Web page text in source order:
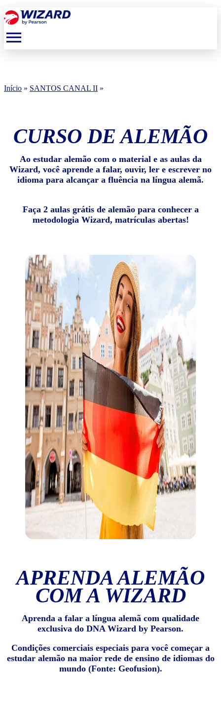
menu
Início » SANTOS CANAL II »
CURSO DE ALEMÃO
Ao estudar alemão com o material e as aulas da
Wizard, você aprende a falar, ouvir, ler e escrever no
idioma para alcançar a fluência na língua alemã.
Faça 2 aulas grátis de alemão para conhecer a
metodologia Wizard, matrículas abertas!
APRENDA ALEMÃO
COM A WIZARD
Aprenda a falar a língua alemã com qualidade
exclusiva do DNA Wizard by Pearson.
Condições comerciais especiais para você começar a
estudar alemão na maior rede de ensino de idiomas do
mundo (Fonte: Geofusion).